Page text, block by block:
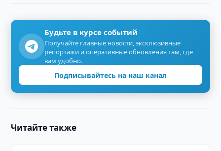
Будьте в курсе событий
Получайте главные новости, эксклюзивные
репортажи и оперативные обновления там, где
вам удобно.
Подписывайтесь на наш канал
Читайте также